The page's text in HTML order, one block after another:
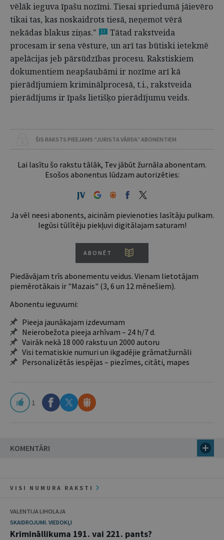
vēlāk ieguva īpašu nozīmi. Tiesai spriedumā jāievēro
tikai tas, kas noskaidrots tiesā, neņemot vērā
nekādas blakus ziņas."
13
Tātad rakstveida
procesam ir sena vēsture, un arī tas būtiski ietekmē
apelācijas jeb pārsūdzības procesu. Rakstiskiem
dokumentiem neapšaubāmi ir nozīme arī kā
pierādījumiem kriminālprocesā, t.i., rakstveida
pierādījums ir īpašs lietišķo pierādījumu veids.
ŠIS RAKSTS PIEEJAMS “JURISTA VĀRDA” ABONENTIEM
Lai lasītu šo rakstu tālāk, Tev jābūt žurnāla abonentam.
Esošos abonentus lūdzam autorizēties:
Ja vēl neesi abonents, aicinām pievienoties lasītāju pulkam.
Iegūsi tūlītēju piekļuvi digitālajam saturam!
ABONĒT
Piedāvājam trīs abonementu veidus. Vienam lietotājam
piemērotākais ir "Mazais" (3, 6 un 12 mēnešiem).
Abonentu ieguvumi:
Pieeja jaunākajam izdevumam
Neierobežota pieeja arhīvam – 24 h/7 d.
Vairāk nekā 18 000 rakstu un 2000 autoru
Visi tematiskie numuri un ikgadējie grāmatžurnāli
Personalizētās iespējas – piezīmes, citāti, mapes
1
KOMENTĀRI
VISI NUMURA RAKSTI
VALENTIJA LIHOLAJA
SKAIDROJUMI. VIEDOKĻI
Krimināllikuma 191. vai 221. pants?